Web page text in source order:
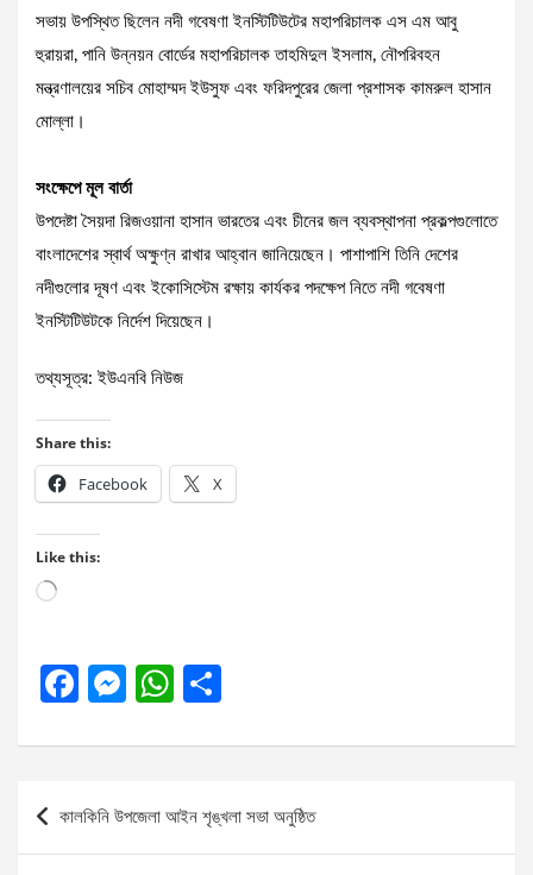
সভায় উপস্থিত ছিলেন নদী গবেষণা ইনস্টিটিউটের মহাপরিচালক এস এম আবু
হুরায়রা, পানি উন্নয়ন বোর্ডের মহাপরিচালক তাহমিদুল ইসলাম, নৌপরিবহন
মন্ত্রণালয়ের সচিব মোহাম্মদ ইউসুফ এবং ফরিদপুরের জেলা প্রশাসক কামরুল হাসান
মোল্লা।
সংক্ষেপে মূল বার্তা
উপদেষ্টা সৈয়দা রিজওয়ানা হাসান ভারতের এবং চীনের জল ব্যবস্থাপনা প্রকল্পগুলোতে
বাংলাদেশের স্বার্থ অক্ষুণ্ন রাখার আহ্বান জানিয়েছেন। পাশাপাশি তিনি দেশের
নদীগুলোর দূষণ এবং ইকোসিস্টেম রক্ষায় কার্যকর পদক্ষেপ নিতে নদী গবেষণা
ইনস্টিটিউটকে নির্দেশ দিয়েছেন।
তথ্যসূত্র: ইউএনবি নিউজ
Share this:
Facebook X
Like this:
Loading…
F
ce
b
o
M
se
g
W
at
s
A
ar
Post
navigation
কালকিনি উপজেলা আইন শৃঙ্খলা সভা অনুষ্ঠিত